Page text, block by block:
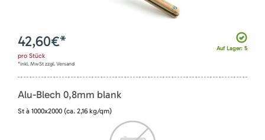
Auf Lager: 5
42,60€*
pro Stück
*inkl. MwSt zzgl. Versand
Alu-Blech 0,8mm blank
St à 1000x2000 (ca. 2,16 kg/qm)